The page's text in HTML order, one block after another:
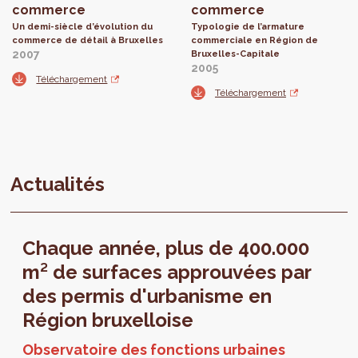
commerce
Un demi-siècle d’évolution du
commerce de détail à Bruxelles
2007
Téléchargement
commerce
Typologie de l’armature
commerciale en Région de
Bruxelles-Capitale
2005
Téléchargement
Actualités
Chaque année, plus de 400.000
m² de surfaces approuvées par
des permis d'urbanisme en
Région bruxelloise
Observatoire des fonctions urbaines